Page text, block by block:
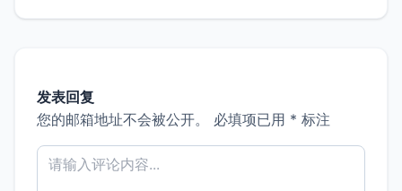
发表回复
您的邮箱地址不会被公开。
必填项已用 * 标注